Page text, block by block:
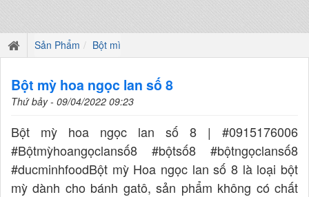
Sản Phẩm Bột mì
Bột mỳ hoa ngọc lan số 8
Thứ bảy - 09/04/2022 09:23
Bột mỳ hoa ngọc lan số 8 | #0915176006
#Bộtmỳhoangọclansố8 #bộtsố8 #bộtngọclansố8
#ducminhfoodBột mỳ Hoa ngọc lan số 8 là loại bột
mỳ dành cho bánh gatô, sản phẩm không có chất